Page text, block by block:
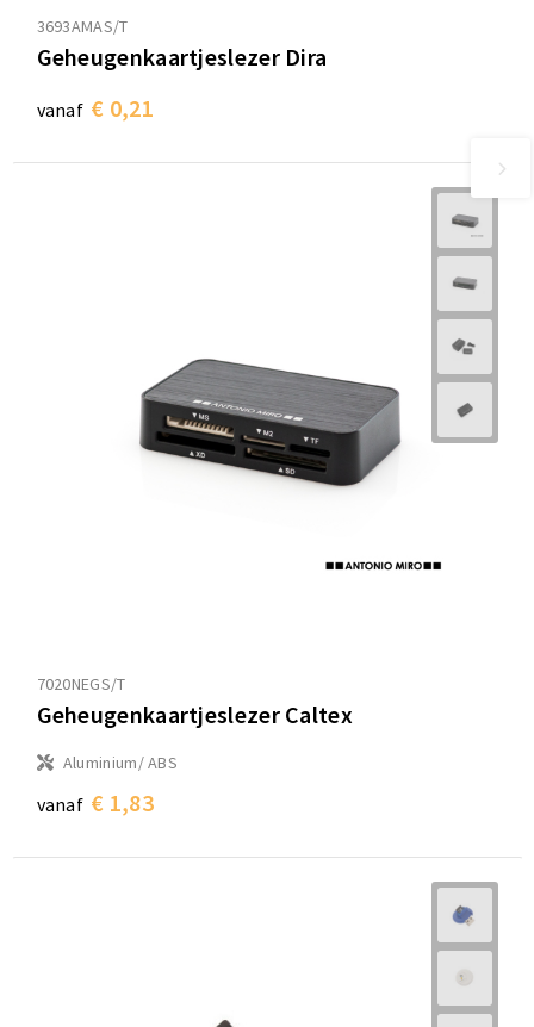
3693AMAS/T
Geheugenkaartjeslezer Dira
vanaf € 0,21
7020NEGS/T
Geheugenkaartjeslezer Caltex
Aluminium/ ABS
vanaf € 1,83